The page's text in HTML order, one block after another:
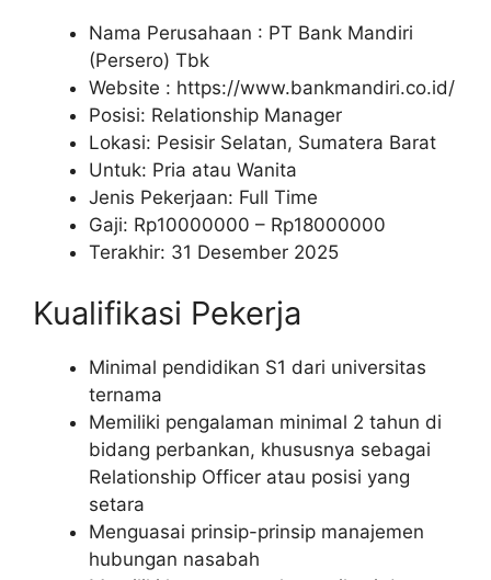
Nama Perusahaan : PT Bank Mandiri
(Persero) Tbk
Website : https://www.bankmandiri.co.id/
Posisi: Relationship Manager
Lokasi: Pesisir Selatan, Sumatera Barat
Untuk: Pria atau Wanita
Jenis Pekerjaan: Full Time
Gaji: Rp10000000 – Rp18000000
Terakhir: 31 Desember 2025
Kualifikasi Pekerja
Minimal pendidikan S1 dari universitas
ternama
Memiliki pengalaman minimal 2 tahun di
bidang perbankan, khususnya sebagai
Relationship Officer atau posisi yang
setara
Menguasai prinsip-prinsip manajemen
hubungan nasabah